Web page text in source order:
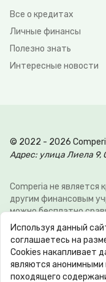
Все о кредитах
Личные финансы
Полезно знать
Интересные новости
© 2022 - 2026
Адрес: улица Лиела 9,
Comperia не является
другим финансовым
можно бесплатно
услуг, для того что-бы
деньги. Э-почта:
взятии в долг 5000 €
106.93 €, общие
ставка APR 10.78%.
Используя данный
соглашаетесь на
Сookies накапливает
являются
походящего